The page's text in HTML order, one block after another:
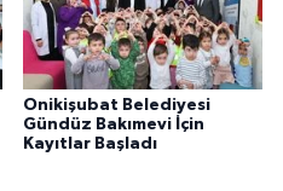
Onikişubat Belediyesi
Gündüz Bakımevi İçin
Kayıtlar Başladı